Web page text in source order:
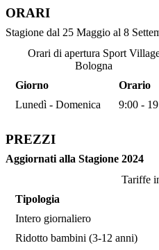
ORARI
Stagione dal 25 Maggio al 8
Orari di apertura Sport
Bologna
Giorno
Orario
Lunedì - Domenica
9:00 -
PREZZI
Aggiornati alla Stagione 2024
Tariffe
Tipologia
Intero giornaliero
Ridotto bambini (3-12 anni)